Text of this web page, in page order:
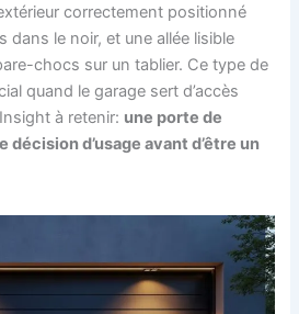
correctement positionné
dans le noir, et une allée lisible
chocs sur un tablier. Ce type de
quand le garage sert d’accès
à retenir: une porte de
décision d’usage avant d’être un